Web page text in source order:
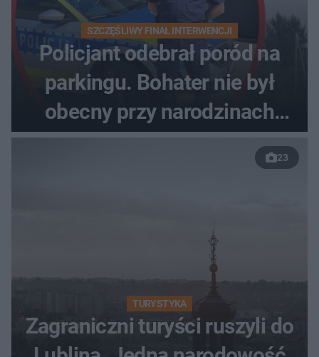
SZCZĘŚLIWY FINAŁ INTERWENCJI
Policjant odebrał poród na
parkingu. Bohater nie był
obecny przy narodzinach
własnych dzieci
23
TURYSTYKA
Zagraniczni turyści ruszyli do